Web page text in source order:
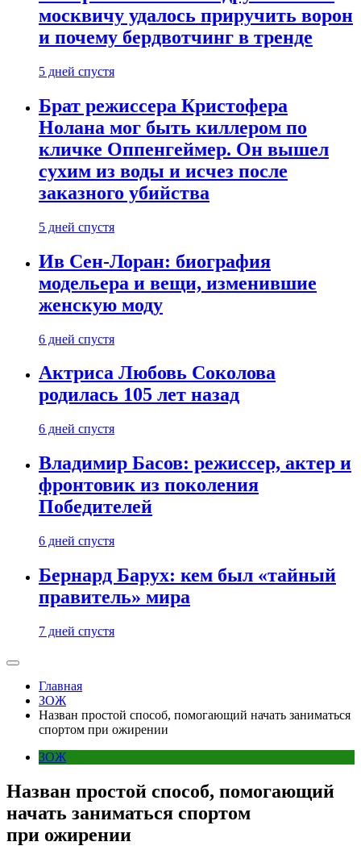
москвичу удалось приручить ворон
и почему бердвотчинг в тренде
5 дней спустя
Брат режиссера Кристофера
Нолана мог быть киллером по
кличке Оппенгеймер. Он вышел
сухим из воды и исчез после
заказного убийства
5 дней спустя
Ив Сен-Лоран: биография
модельера и вещи, изменившие
женскую моду
6 дней спустя
Актриса Любовь Соколова
родилась 105 лет назад
6 дней спустя
Владимир Басов: режиссер, актер и
фронтовик из поколения
Победителей
6 дней спустя
Бернард Барух: кем был «тайный
правитель» мира
7 дней спустя
Главная
ЗОЖ
Назван простой способ, помогающий начать заниматься
спортом при ожирении
ЗОЖ
Назван простой способ, помогающий
начать заниматься спортом
при ожирении